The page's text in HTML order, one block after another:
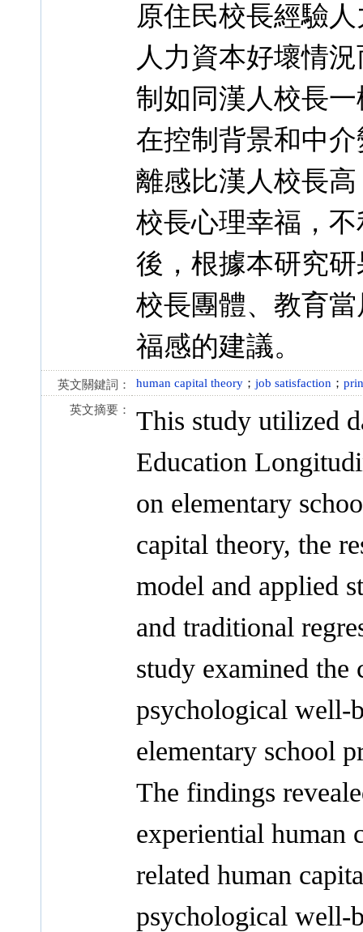
原住民校長經驗
人力資本好壞情
制如同漢人校長
在控制背景和中
離感比漢人校長
校長心理幸福，
後，根據本研究
校長團體、教育
福感的建議。
英文關鍵詞： human capital theory ； job satisfaction ；
英文摘要：
This study utilized
Education
on elementary
capital theory, the
model and applied
and traditional
study examined the
psychological well-
elementary school
The findings
experiential human
related human
psychological well-